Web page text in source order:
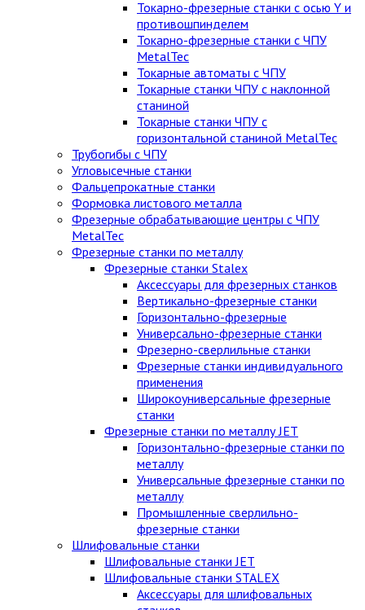
Токарно-фрезерные станки с осью Y и
противошпинделем
Токарно-фрезерные станки с ЧПУ
MetalTec
Токарные автоматы с ЧПУ
Токарные станки ЧПУ c наклонной
станиной
Токарные станки ЧПУ с
горизонтальной станиной MetalTec
Трубогибы с ЧПУ
Угловысечные станки
Фальцепрокатные станки
Формовка листового металла
Фрезерные обрабатывающие центры с ЧПУ
MetalTec
Фрезерные станки по металлу
Фрезерные станки Stalex
Аксессуары для фрезерных станков
Вертикально-фрезерные станки
Горизонтально-фрезерные
Универсально-фрезерные станки
Фрезерно-сверлильные станки
Фрезерные станки индивидуального
применения
Широкоуниверсальные фрезерные
станки
Фрезерные станки по металлу JET
Горизонтально-фрезерные станки по
металлу
Универсальные фрезерные станки по
металлу
Промышленные сверлильно-
фрезерные станки
Шлифовальные станки
Шлифовальные станки JET
Шлифовальные станки STALEX
Аксессуары для шлифовальных